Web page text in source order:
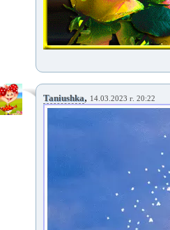
Taniushka, 14.03.2023 г. 20:22